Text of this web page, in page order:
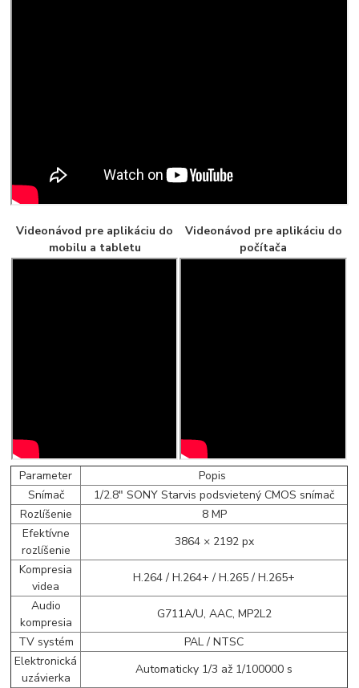
Videonávod pre aplikáciu do
mobilu a tabletu
Videonávod pre aplikáciu do
počítača
Parameter
Popis
Snímač
1/2.8" SONY Starvis podsvietený CMOS snímač
Rozlíšenie
8 MP
Efektívne
rozlíšenie
3864 × 2192 px
Kompresia
videa
H.264 / H.264+ / H.265 / H.265+
Audio
kompresia
G711A/U, AAC, MP2L2
TV systém
PAL / NTSC
Elektronická
uzávierka
Automaticky 1/3 až 1/100000 s